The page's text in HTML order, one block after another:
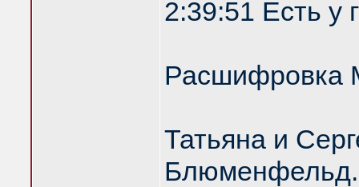
2:39:51 Есть у
Расшифровка
Татьяна и
Блюменфельд.